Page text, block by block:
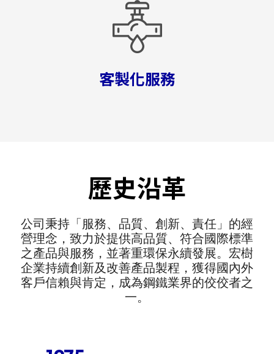
客製化服務
歷史沿革
公司秉持「服務、品質、創新、責任」的經
營理念，致力於提供高品質、符合國際標準
之產品與服務，並著重環保永續發展。宏樹
企業持續創新及改善產品製程，獲得國內外
客戶信賴與肯定，成為鋼鐵業界的佼佼者之
一。
33391 桃園市龜山區民生北路一段46號
sales@hung-shuh.com.tw